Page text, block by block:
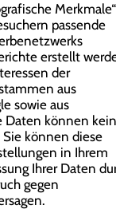
Merkmale“
passende
erstellt
der
aus
sowie aus
Daten können
können diese
in Ihrem
Ihrer Daten
gegen